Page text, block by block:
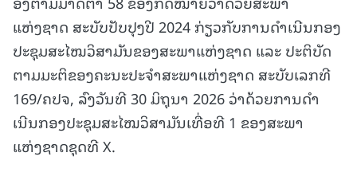
ແຫ່ງຊາດ ສະບັບປັບປຸງປີ 2024 ກ່ຽວກັບການດຳເນີນກອງ
ປະຊຸມສະໄໝວິສາມັນຂອງສະພາແຫ່ງຊາດ ແລະ ປະຕິບັດ
ຕາມມະຕິຂອງຄະນະປະຈໍາສະພາແຫ່ງຊາດ ສະບັບເລກທີ
169/ຄປຈ, ລົງວັນທີ 30 ມິຖຸນາ 2026 ວ່າດ້ວຍການດໍາ
ເນີນກອງປະຊຸມສະໄໝວິສາມັນເທື່ອທີ 1 ຂອງສະພາ
ແຫ່ງຊາດຊຸດທີ X.